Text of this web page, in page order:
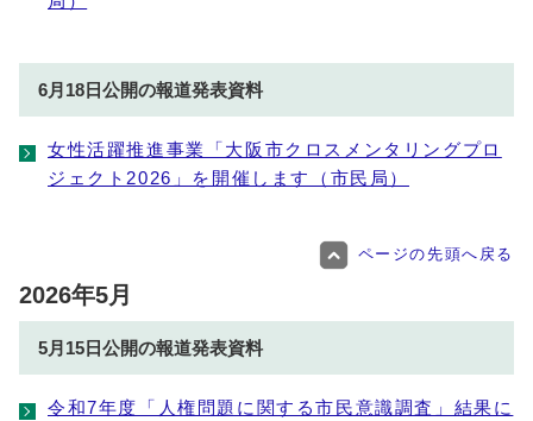
6月18日公開の報道発表資料
女性活躍推進事業「大阪市クロスメンタリングプロ
ジェクト2026」を開催します（市民局）
ページの先頭へ戻る
2026年5月
5月15日公開の報道発表資料
令和7年度「人権問題に関する市民意識調査」結果に